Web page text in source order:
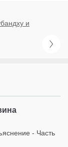
и
- Часть